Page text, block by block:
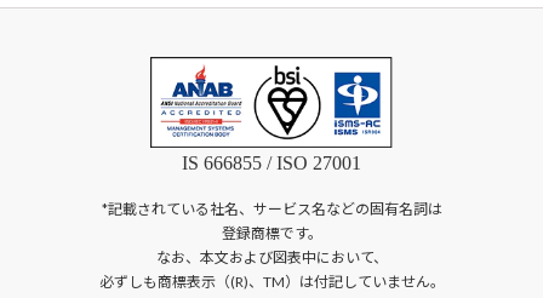
IS 666855 / ISO 27001
*記載されている社名、サービス名などの固有名詞は
登録商標です。
なお、本文および図表中において、
必ずしも商標表示（(R)、TM）は付記していません。